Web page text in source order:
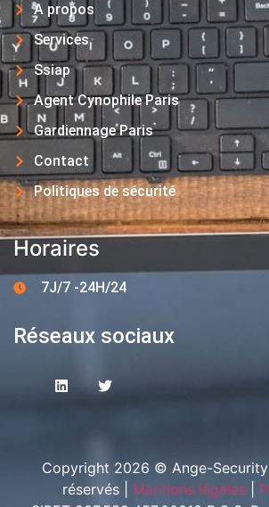
A propos
Services
Ssiap
Agent Cynophile Paris
Gardiennage Paris
Contact
Politiques de sécurité
Horaires
7J/7 -24H/24
Réseaux sociaux
Copyright 2026 © Ange-
réservés | Mentions légales|